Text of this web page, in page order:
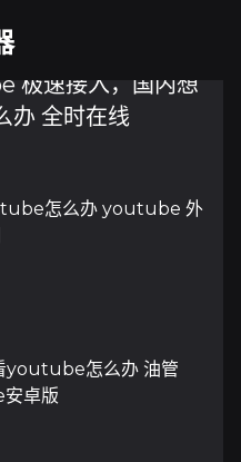
极速接入，国内想
全时在线
怎么办 youtube 外
youtube怎么办 油管
卓版